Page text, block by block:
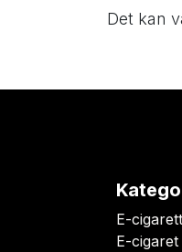
Det kan
E-
E-